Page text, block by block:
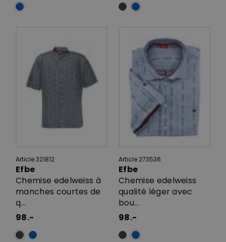
Article 321812
Efbe
Chemise edelweiss à
manches courtes de
q...
98.-
Article 273536
Efbe
Chemise edelweiss
qualité léger avec
bou...
98.-